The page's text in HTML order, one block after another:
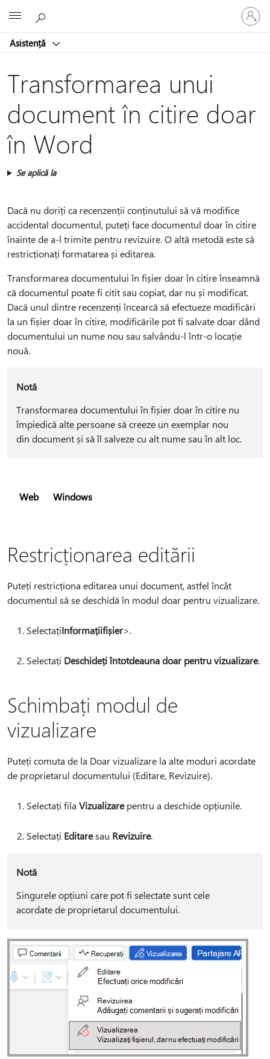
Asistență
vă
la
dvs.
Transformarea unui
document în citire doar
în Word
Se aplică la
Dacă nu doriți ca recenzenții conținutului să vă modifice
accidental documentul, puteți face documentul doar în citire
înainte de a-l trimite pentru revizuire. O altă metodă este să
restricționați formatarea și editarea.
Transformarea documentului în fișier doar în citire înseamnă
că documentul poate fi citit sau copiat, dar nu și modificat.
Dacă unul dintre recenzenți încearcă să efectueze modificări
la un fișier doar în citire, modificările pot fi salvate doar dând
documentului un nume nou sau salvându-l într-o locație
nouă.
Notă
Transformarea documentului în fișier doar în citire nu
împiedică alte persoane să creeze un exemplar nou
din document și să îl salveze cu alt nume sau în alt loc.
Web Windows
Restricționarea editării
Puteți restricționa editarea unui document, astfel încât
documentul să se deschidă în modul doar pentru vizualizare.
SelectațiInformațiifișier>.
Selectați Deschideți întotdeauna doar pentru vizualizare.
Schimbați modul de
vizualizare
Puteți comuta de la Doar vizualizare la alte moduri acordate
de proprietarul documentului (Editare, Revizuire).
Selectați fila Vizualizarepentru a deschide opțiunile.
Selectați Editaresau Revizuire.
Notă
Singurele opțiuni care pot fi selectate sunt cele
acordate de proprietarul documentului.